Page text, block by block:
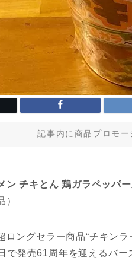
記事内に商品プロモ
ン チキとん 鶏ガラペッパ
）
ロングセラー商品“チキン
で発売61周年を迎えるバー